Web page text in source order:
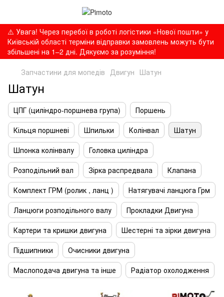
⚠️ Увага! Через перебої в роботі логістики «Нової пошти» у
Київській області терміни відправки замовлень можуть бути
збільшені на 1–2 дні. Дякуємо за розуміння!
Запчастини для мопедів Двигун Шатун
Шатун
ЦПГ (циліндро-поршнева група)
Поршень
Кільця поршневі
Шпильки Колінвал
Шатун
Шпонка колінвалу
Головка циліндра
Розподільний вал
Зірка распредвала
Клапана
Комплект ГРМ (ролик , ланц )
Натягувачі ланцюга Грм
Ланцюги розподільного валу
Прокладки Двигуна
Картери та кришки двигуна
Шестерні та зірки двигуна
Підшипники
Очисники двигуна
Маслоподача двигуна та інше
Радіатор охолодження